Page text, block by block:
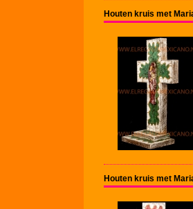
Houten kruis met
Houten kruis met